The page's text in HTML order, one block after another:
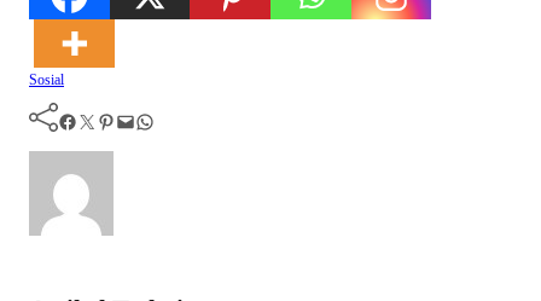
Sosial
Facebook Twitter Pinterest Mail WhatsApp